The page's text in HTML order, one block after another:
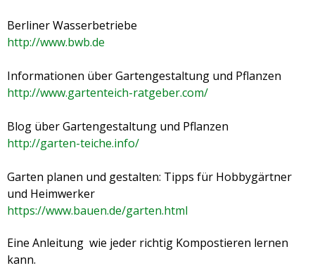
Berliner Wasserbetriebe
http://www.bwb.de
Informationen über Gartengestaltung und Pflanzen
http://www.gartenteich-ratgeber.com/
Blog über Gartengestaltung und Pflanzen
http://garten-teiche.info/
Garten planen und gestalten: Tipps für Hobbygärtner
und Heimwerker
https://www.bauen.de/garten.html
Eine Anleitung wie jeder richtig Kompostieren lernen
kann.